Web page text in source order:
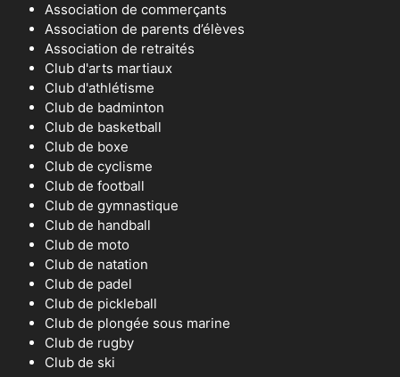
Association de commerçants
Association de parents d’élèves
Association de retraités
Club d'arts martiaux
Club d'athlétisme
Club de badminton
Club de basketball
Club de boxe
Club de cyclisme
Club de football
Club de gymnastique
Club de handball
Club de moto
Club de natation
Club de padel
Club de pickleball
Club de plongée sous marine
Club de rugby
Club de ski